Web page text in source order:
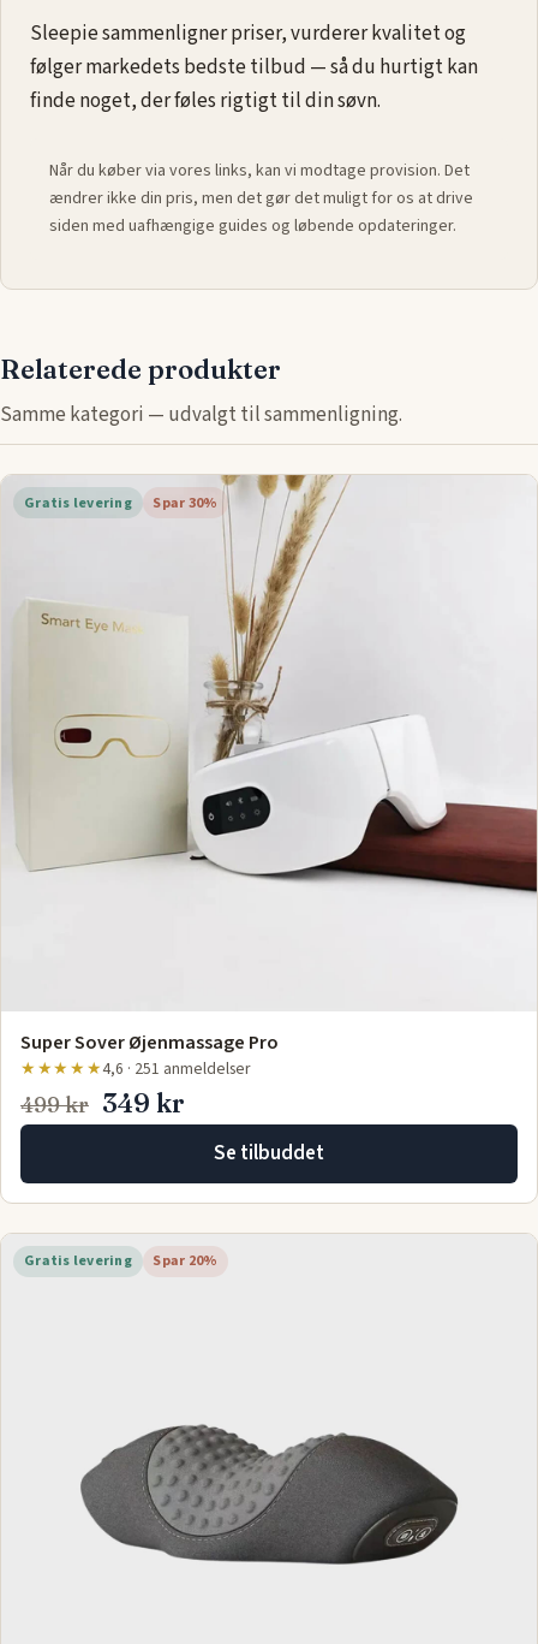
Sleepie sammenligner priser, vurderer kvalitet og
følger markedets bedste tilbud — så du hurtigt kan
finde noget, der føles rigtigt til din søvn.
Når du køber via vores links, kan vi modtage provision. Det
ændrer ikke din pris, men det gør det muligt for os at drive
siden med uafhængige guides og løbende opdateringer.
Relaterede produkter
Samme kategori — udvalgt til sammenligning.
Gratis levering Spar 30%
Super Sover Øjenmassage Pro
★★★★★4,6 · 251 anmeldelser
499 kr 349 kr
Se tilbuddet
Gratis levering Spar 20%